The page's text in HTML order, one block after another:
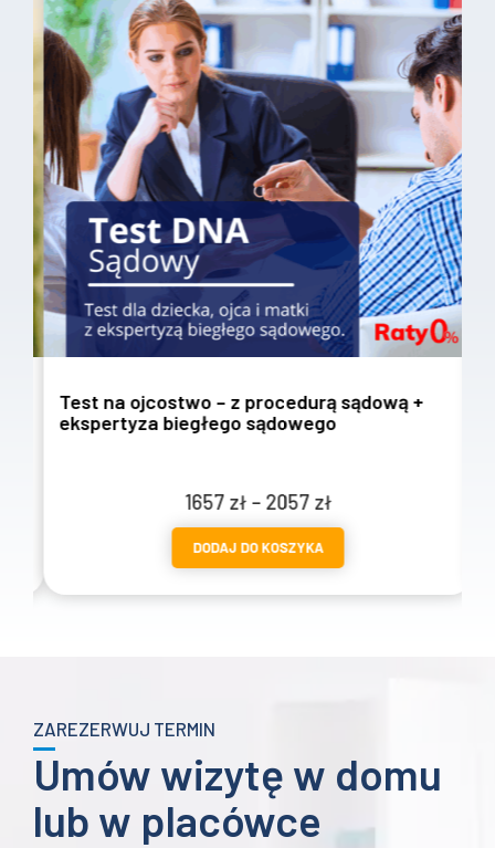
Test na ojcostwo – z procedurą sądową +
ekspertyza biegłego sądowego
1657zł– 2057złZakres
cen:
od
DODAJ DO KOSZYKA
ZAREZERWUJ TERMIN
Umów wizytę w domu
lub w placówce